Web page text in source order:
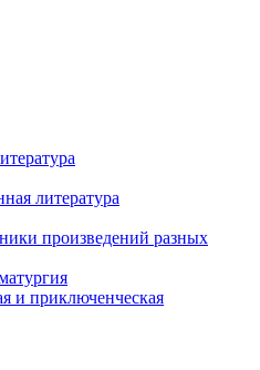
литература
произведений разных
и приключенческая